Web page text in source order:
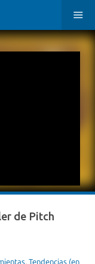
de Pitch
, Tendencias (en